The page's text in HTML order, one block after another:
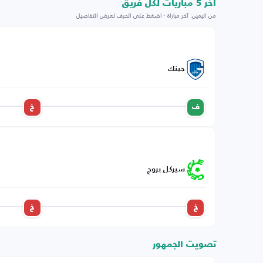
اخر 5 مباريات لكل فريق
من اليمين: آخر مباراة · اضغط على الحرف لعرض التفاصيل
جينك
ف خ
سيركل بروج
خ خ
تصويت الجمهور